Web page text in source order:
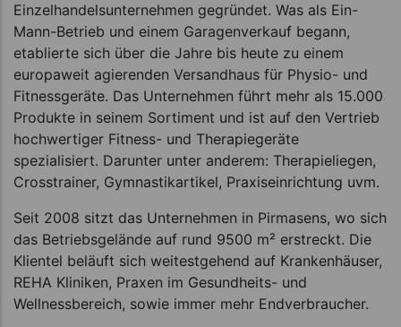
Einzelhandelsunternehmen gegründet. Was als Ein-
Mann-Betrieb und einem Garagenverkauf begann,
etablierte sich über die Jahre bis heute zu einem
europaweit agierenden Versandhaus für Physio- und
Fitnessgeräte. Das Unternehmen führt mehr als 15.000
Produkte in seinem Sortiment und ist auf den Vertrieb
hochwertiger Fitness- und Therapiegeräte
spezialisiert. Darunter unter anderem: Therapieliegen,
Crosstrainer, Gymnastikartikel, Praxiseinrichtung uvm.
Seit 2008 sitzt das Unternehmen in Pirmasens, wo sich
das Betriebsgelände auf rund 9500 m² erstreckt. Die
Klientel beläuft sich weitestgehend auf Krankenhäuser,
REHA Kliniken, Praxen im Gesundheits- und
Wellnessbereich, sowie immer mehr Endverbraucher.